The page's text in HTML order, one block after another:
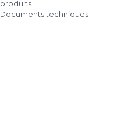
produits
Documents techniques